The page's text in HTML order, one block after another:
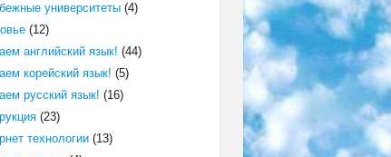
университеты(4)
(12)
английский язык! (44)
корейский язык! (5)
русский язык! (16)
(23)
технологии(13)